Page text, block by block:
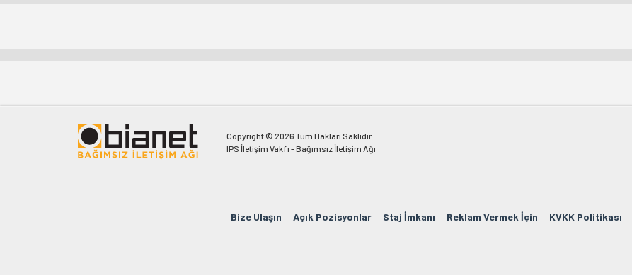
Copyright © 2026 Tüm Hakları Saklıdır
IPS İletişim Vakfı - Bağımsız İletişim Ağı
Bize Ulaşın Açık Pozisyonlar Staj İmkanı Reklam Vermek İçin KVKK Politikası